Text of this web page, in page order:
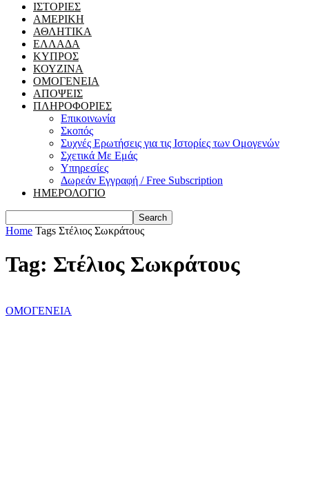
ΙΣΤΟΡΙΕΣ
ΑΜΕΡΙΚΗ
ΑΘΛΗΤΙΚΑ
ΕΛΛΑΔΑ
ΚΥΠΡΟΣ
ΚΟΥΖΙΝΑ
ΟΜΟΓΕΝΕΙΑ
ΑΠΟΨΕΙΣ
ΠΛΗΡΟΦΟΡΙΕΣ
Επικοινωνία
Σκοπός
Συχνές Ερωτήσεις για τις Ιστορίες των Ομογενών
Σχετικά Με Εμάς
Υπηρεσίες
Δωρεάν Εγγραφή / Free Subscription
ΗΜΕΡΟΛΟΓΙΟ
Home Tags Στέλιος Σωκράτους
Tag: Στέλιος Σωκράτους
ΟΜΟΓΕΝΕΙΑ